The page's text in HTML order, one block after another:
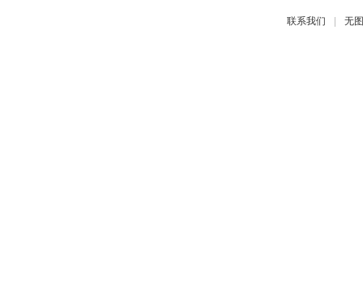
联系我们 | 无